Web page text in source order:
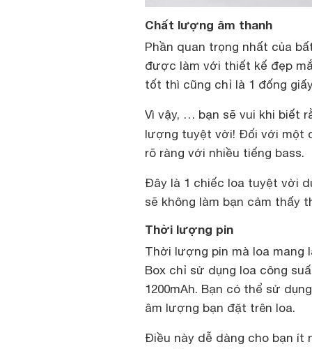
Chất lượng âm thanh
Phần quan trọng nhất của
được làm với thiết kế đẹp
tốt thì cũng chỉ là 1 đống
Vì vậy, … bạn sẽ vui khi biết
lượng tuyệt vời! Đối với một
rõ ràng với nhiều tiếng bass.
Đây là 1 chiếc loa tuyệt vời
sẽ không làm bạn cảm thấy
Thời lượng pin
Thời lượng pin mà loa mang
Box chỉ sử dụng loa công
1200mAh. Bạn có thể sử
âm lượng bạn đặt trên loa.
Điều này dễ dàng cho bạn ít